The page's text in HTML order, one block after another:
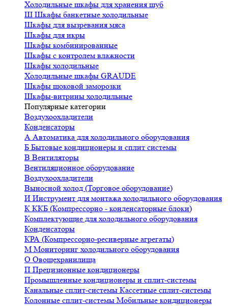
Холодильные шкафы для хранения шуб
Ш Шкафы банкетные холодильные
Шкафы для вызревания мяса
Шкафы для икры
Шкафы комбинированные
Шкафы с контролем влажности
Шкафы холодильные
Холодильные шкафы GRAUDE
Шкафы шоковой заморозки
Шкафы-витрины холодильные
Популярные категории
Воздухоохладители
Конденсаторы
А Автоматика для холодильного оборудования
Б Бытовые кондиционеры и сплит системы
В Вентиляторы
Вентиляционное оборудование
Воздухоохладители
Выносной холод (Торговое оборудование)
И Инструмент для монтажа холодильного оборудования
К ККБ (Компрессорно - конденсаторные блоки)
Комплектующие для холодильного оборудования
Конденсаторы
КРА (Компрессорно-ресиверные агрегаты)
М Мониторинг холодильного оборудования
О Овощехранилища
П Прецизионные кондиционеры
Промышленные кондиционеры и сплит-системы
Канальные сплит-системы Кассетные сплит-системы
Колонные сплит-системы Мобильные кондиционеры